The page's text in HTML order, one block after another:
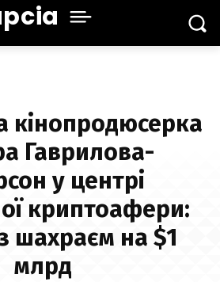
кінопродюсерка
Гаврилова-
у центрі
криптоафери:
шахраєм на $1
млрд